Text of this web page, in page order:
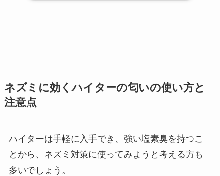
ネズミに効くハイターの匂いの使い方と
注意点
ハイターは手軽に入手でき、強い塩素臭を持つこ
とから、ネズミ対策に使ってみようと考える方も
多いでしょう。